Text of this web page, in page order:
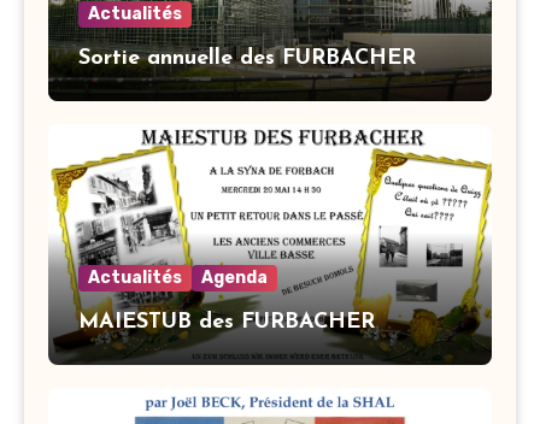
Actualités
Sortie annuelle des FURBACHER
Actualités Agenda
MAIESTUB des FURBACHER